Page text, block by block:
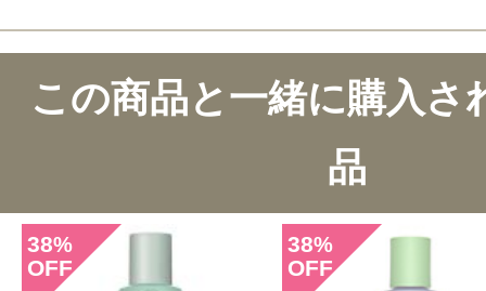
この商品と一緒に購入さ
品
38%
OFF
38%
OFF